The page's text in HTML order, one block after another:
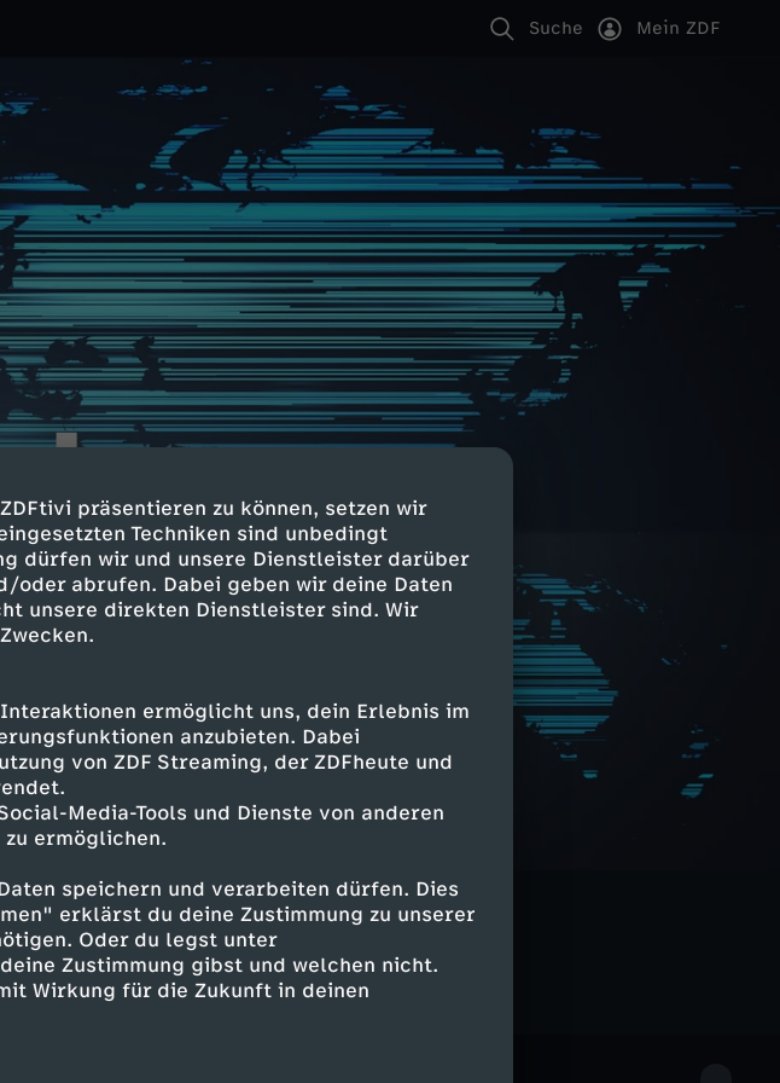
präsentieren zu können, setzen wir
Techniken sind unbedingt
dürfen wir und unsere Dienstleister darüber
oder abrufen. Dabei geben wir deine Daten
unsere direkten Dienstleister sind. Wir
ermöglicht uns, dein Erlebnis im
anzubieten. Dabei
von ZDF Streaming, der ZDFheute und
Media-Tools und Dienste von anderen
ermöglichen.
speichern und verarbeiten dürfen. Dies
erklärst du deine Zustimmung zu unserer
Oder du legst unter
Zustimmung gibst und welchen nicht.
Wirkung für die Zukunft in deinen
Suche Mein ZDF
heute